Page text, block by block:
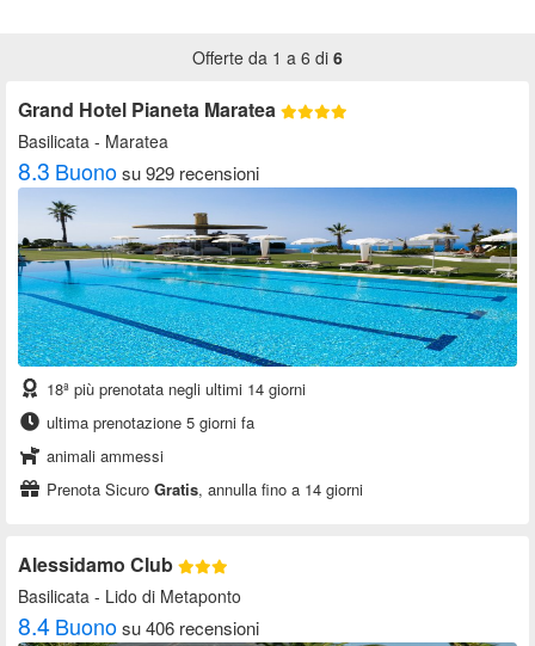
Offerte da 1 a 6 di 6
Grand Hotel Pianeta Maratea
Basilicata - Maratea
8.3 Buonosu 929 recensioni
18ª più prenotata negli ultimi 14 giorni
ultima prenotazione 5 giorni fa
animali ammessi
Prenota Sicuro Gratis, annulla fino a 14 giorni
Alessidamo Club
Basilicata - Lido di Metaponto
8.4Buonosu 406 recensioni